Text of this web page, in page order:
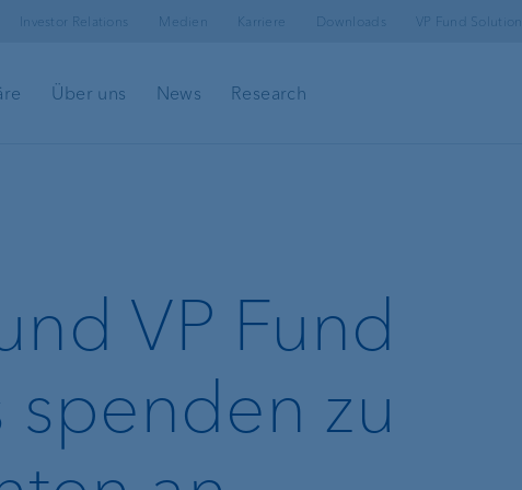
Investor Relations Medien Karriere Downloads VP Fund Solutions
Über uns News Research
VP Fund
spenden zu